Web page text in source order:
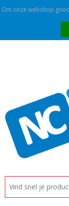
Promotietextiel
Tassen
Alle categorieën
Custom made
Om onze webshop